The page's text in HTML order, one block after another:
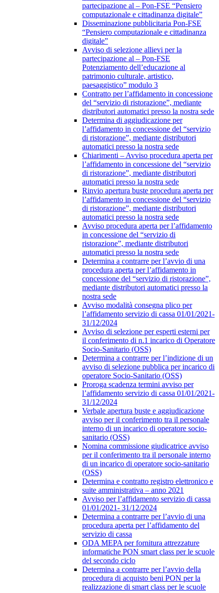
partecipazione al – Pon-FSE “Pensiero
computazionale e cittadinanza digitale”
Disseminazione pubblicitaria Pon-FSE
“Pensiero computazionale e cittadinanza
digitale”
Avviso di selezione allievi per la
partecipazione al – Pon-FSE
Potenziamento dell’educazione al
patrimonio culturale, artistico,
paesaggistico” modulo 3
Contratto per l’affidamento in concessione
del “servizio di ristorazione”, mediante
distributori automatici presso la nostra sede
Determina di aggiudicazione per
l’affidamento in concessione del “servizio
di ristorazione”, mediante distributori
automatici presso la nostra sede
Chiarimenti – Avviso procedura aperta per
l’affidamento in concessione del “servizio
di ristorazione”, mediante distributori
automatici presso la nostra sede
Rinvio apertura buste procedura aperta per
l’affidamento in concessione del “servizio
di ristorazione”, mediante distributori
automatici presso la nostra sede
Avviso procedura aperta per l’affidamento
in concessione del “servizio di
ristorazione”, mediante distributori
automatici presso la nostra sede
Determina a contrarre per l’avvio di una
procedura aperta per l’affidamento in
concessione del “servizio di ristorazione”,
mediante distributori automatici presso la
nostra sede
Avviso modalità consegna plico per
l’affidamento servizio di cassa 01/01/2021-
31/12/2024
Avviso di selezione per esperti esterni per
il conferimento di n.1 incarico di Operatore
Socio-Sanitario (OSS)
Determina a contrarre per l’indizione di un
avviso di selezione pubblica per incarico di
operatore Socio-Sanitario (OSS)
Proroga scadenza termini avviso per
l’affidamento servizio di cassa 01/01/2021-
31/12/2024
Verbale apertura buste e aggiudicazione
avviso per il conferimento tra il personale
interno di un incarico di operatore socio-
sanitario (OSS)
Nomina commissione giudicatrice avviso
per il conferimento tra il personale interno
di un incarico di operatore socio-sanitario
(OSS)
Determina e contratto registro elettronico e
suite amministrativa – anno 2021
Avviso per l’affidamento servizio di cassa
01/01/2021- 31/12/2024
Determina a contrarre per l’avvio di una
procedura aperta per l’affidamento del
servizio di cassa
ODA MEPA per fornitura attrezzature
informatiche PON smart class per le scuole
del secondo ciclo
Determina a contrarre per l’avvio della
procedura di acquisto beni PON per la
realizzazione di smart class per le scuole